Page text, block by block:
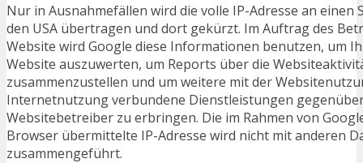
Nur in Ausnahmefällen wird die volle IP-Adresse an einen
den USA übertragen und dort gekürzt. Im Auftrag des
Website wird Google diese Informationen benutzen, um
Website auszuwerten, um Reports über die
zusammenzustellen und um weitere mit der
Internetnutzung verbundene Dienstleistungen
Websitebetreiber zu erbringen. Die im Rahmen von
Browser übermittelte IP-Adresse wird nicht mit anderen
zusammengeführt.